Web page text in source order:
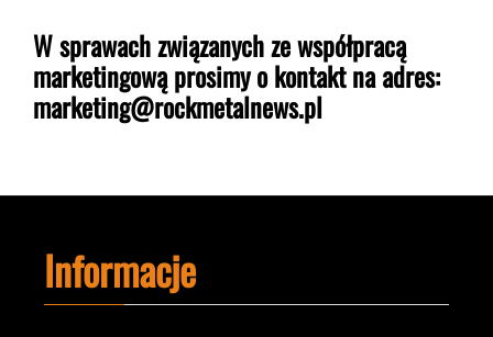
W sprawach związanych ze współpracą
marketingową prosimy o kontakt na adres:
marketing@rockmetalnews.pl
Informacje